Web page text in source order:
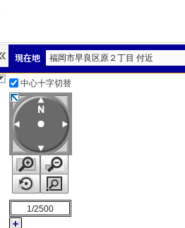
福岡市早良区原２丁目 付近
中心十字切替
1/2500